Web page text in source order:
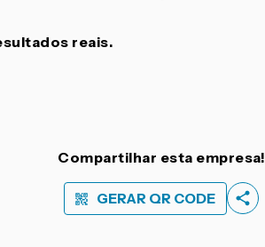
reais.
Compartilhar esta empresa!
GERAR QR CODE